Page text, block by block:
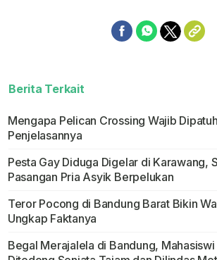
Berita Terkait
Mengapa Pelican Crossing Wajib
Penjelasannya
Pesta Gay Diduga Digelar di Karawang,
Pasangan Pria Asyik Berpelukan
Teror Pocong di Bandung Barat Bikin
Ungkap Faktanya
Begal Merajalela di Bandung,